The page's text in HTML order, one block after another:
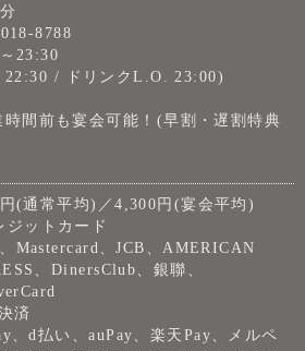
8788
23:30
/ ドリンクL.O. 23:00)
間前も宴会可能！(早割・遅割特典
(通常平均)／4,300円(宴会平均)
ットカード
Mastercard、JCB、AMERICAN
、DinersClub、銀聯、
済
、d払い、auPay、楽天Pay、メルペ